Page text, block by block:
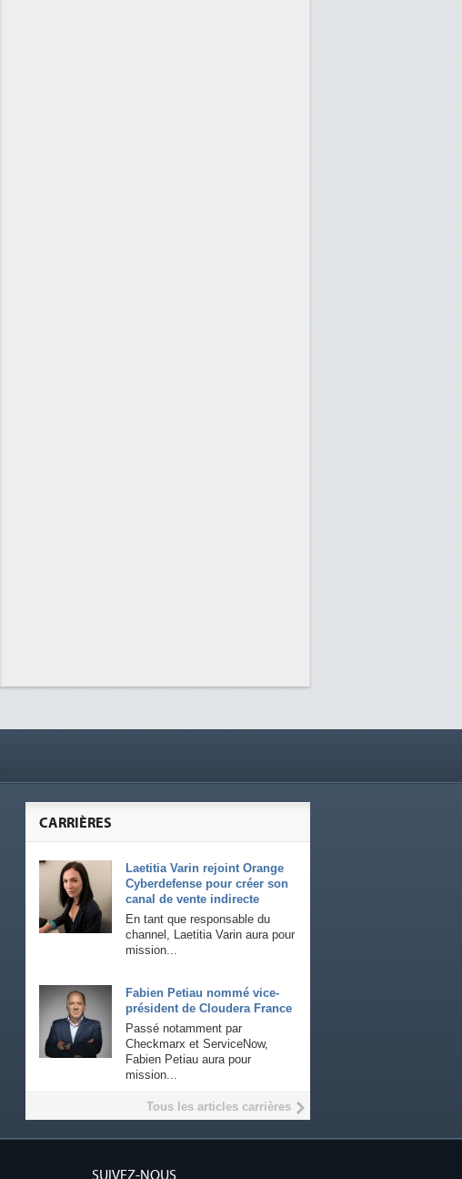
CARRIÈRES
Laetitia Varin rejoint Orange
Cyberdefense pour créer son
canal de vente indirecte
En tant que responsable du
channel, Laetitia Varin aura pour
mission...
Fabien Petiau nommé vice-
président de Cloudera France
Passé notamment par
Checkmarx et ServiceNow,
Fabien Petiau aura pour
mission...
Tous les articles carrières
SUIVEZ-NOUS